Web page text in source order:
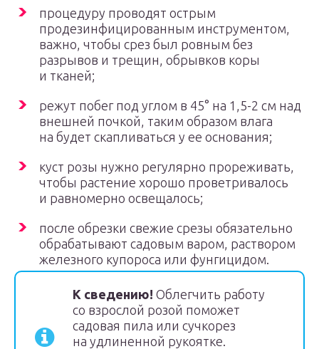
процедуру проводят острым
продезинфицированным инструментом,
важно, чтобы срез был ровным без
разрывов и трещин, обрывков коры
и тканей;
режут побег под углом в 45° на 1,5-2 см над
внешней почкой, таким образом влага
на будет скапливаться у ее основания;
куст розы нужно регулярно прореживать,
чтобы растение хорошо проветривалось
и равномерно освещалось;
после обрезки свежие срезы обязательно
обрабатывают садовым варом, раствором
железного купороса или фунгицидом.
К сведению! Облегчить работу
со взрослой розой поможет
садовая пила или сучкорез
на удлиненной рукоятке.